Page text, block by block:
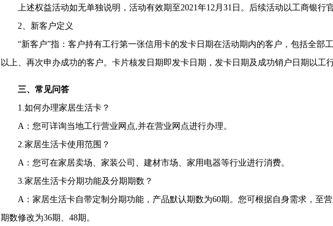
上述权益活动如无单独说明，活动有效期至2021年12月31日。后续活动以工商银行官
2、新客户定义
“新客户”指：客户持有工行第一张信用卡的发卡日期在活动期内的客户，包括全部
以上、再次申办成功的客户。卡片核发日期即发卡日期，发卡日期及成功销户日期以工
三、常见问答
1.如何办理家居生活卡？
A：您可详询当地工行营业网点,并在营业网点进行办理。
2.家居生活卡使用范围？
A：您可在家居卖场、家装公司、建材市场、家用电器等行业进行消费。
3.家居生活卡分期功能及分期期数？
A：家居生活卡自带定制分期功能，产品默认期数为60期。您可根据自身需求，至营
期数修改为36期、48期。